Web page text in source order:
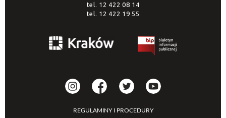
tel. 12 422 08 14
tel. 12 422 19 55
REGULAMINY I PROCEDURY